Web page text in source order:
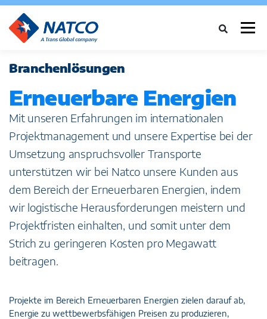
Menü
ÜBER UNS DIENSTLEISTUNGEN
FALLSTUDIEN NEWS NETZWERK KARRIERE KONTAKT
Branchenlösungen
Erneuerbare Energien
Mit unseren Erfahrungen im internationalen
Projektmanagement und unsere Expertise bei der
Umsetzung anspruchsvoller Transporte
unterstützen wir bei Natco unsere Kunden aus
dem Bereich der Erneuerbaren Energien, indem
wir logistische Herausforderungen meistern und
Projektfristen einhalten, und somit unter dem
Strich zu geringeren Kosten pro Megawatt
beitragen.
Projekte im Bereich Erneuerbaren Energien zielen darauf ab,
Energie zu wettbewerbsfähigen Preisen zu produzieren,